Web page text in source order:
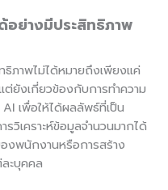
อย่างมีประสิทธิภาพ
ภาพไม่ได้หมายถึงเพียงแค่
ยังเกี่ยวข้องกับการทำความ
เพื่อให้ได้ผลลัพธ์ที่เป็น
วิเคราะห์ข้อมูลจำนวนมากได้
องพนักงานหรือการสร้าง
ะบุคคล